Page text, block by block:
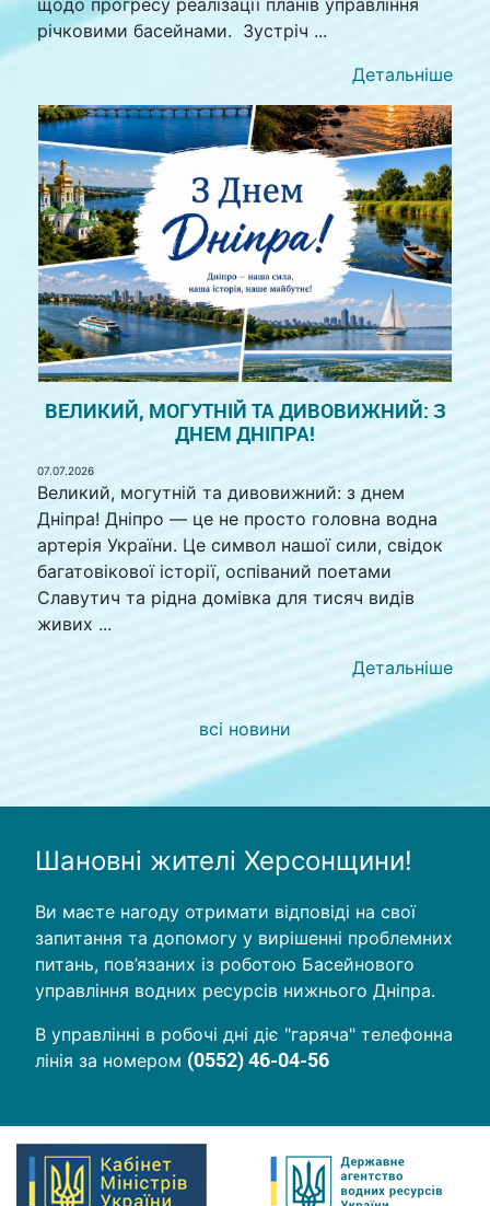
щодо прогресу реалізації планів управління
річковими басейнами. Зустріч ...
Детальніше
ВЕЛИКИЙ, МОГУТНІЙ ТА ДИВОВИЖНИЙ: З
ДНЕМ ДНІПРА!
07.07.2026
Великий, могутній та дивовижний: з днем
Дніпра! Дніпро — це не просто головна водна
артерія України. Це символ нашої сили, свідок
багатовікової історії, оспіваний поетами
Славутич та рідна домівка для тисяч видів
живих ...
Детальніше
всі новини
Шановні жителі Херсонщини!
Ви маєте нагоду отримати відповіді на свої
запитання та допомогу у вирішенні проблемних
питань, пов’язаних із роботою Басейнового
управління водних ресурсів нижнього Дніпра.
В управлінні в робочі дні діє "гаряча" телефонна
лінія за номером (0552) 46-04-56